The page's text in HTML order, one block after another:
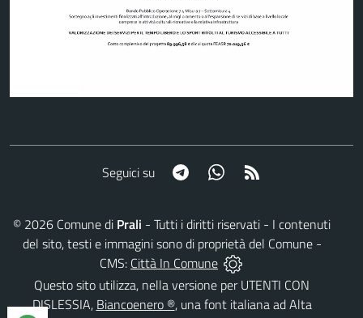
Seguici su Telegram Whatsapp
© 2026 Comune di Prali - Tutti i diritti riservati - I contenuti
del sito, testi e immagini sono di proprietà del Comune -
CMS: Città In Comune
Questo sito utilizza, nella versione per UTENTI CON
DISLESSIA, Biancoenero ®, una font italiana ad Alta